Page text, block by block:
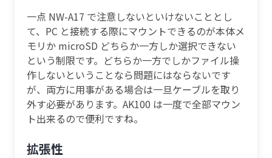
一点 NW-A17 で注意しないといけないこととし
て、PC と接続する際にマウントできるのが本体メ
モリか microSD どちらか一方しか選択できない
という制限です。どちらか一方でしかファイル操
作しないということなら問題にはならないです
が、両方に用事がある場合は一旦ケーブルを取り
外す必要があります。AK100 は一度で全部マウン
ト出来るので便利ですね。
拡張性